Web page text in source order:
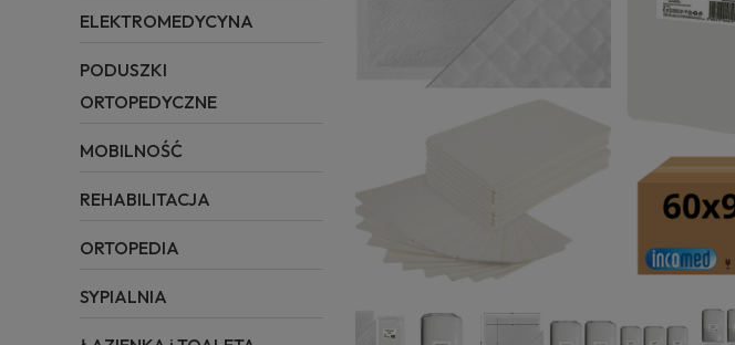
ELEKTROMEDYCYNA
PODUSZKI
ORTOPEDYCZNE
MOBILNOŚĆ
REHABILITACJA
ORTOPEDIA
SYPIALNIA